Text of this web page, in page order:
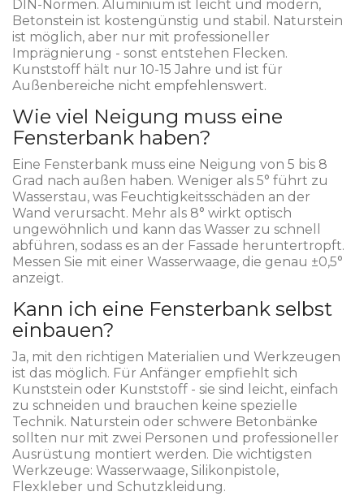
DIN-Normen. Aluminium ist leicht und modern,
Betonstein ist kostengünstig und stabil. Naturstein
ist möglich, aber nur mit professioneller
Imprägnierung - sonst entstehen Flecken.
Kunststoff hält nur 10-15 Jahre und ist für
Außenbereiche nicht empfehlenswert.
Wie viel Neigung muss eine
Fensterbank haben?
Eine Fensterbank muss eine Neigung von 5 bis 8
Grad nach außen haben. Weniger als 5° führt zu
Wasserstau, was Feuchtigkeitsschäden an der
Wand verursacht. Mehr als 8° wirkt optisch
ungewöhnlich und kann das Wasser zu schnell
abführen, sodass es an der Fassade heruntertropft.
Messen Sie mit einer Wasserwaage, die genau ±0,5°
anzeigt.
Kann ich eine Fensterbank selbst
einbauen?
Ja, mit den richtigen Materialien und Werkzeugen
ist das möglich. Für Anfänger empfiehlt sich
Kunststein oder Kunststoff - sie sind leicht, einfach
zu schneiden und brauchen keine spezielle
Technik. Naturstein oder schwere Betonbänke
sollten nur mit zwei Personen und professioneller
Ausrüstung montiert werden. Die wichtigsten
Werkzeuge: Wasserwaage, Silikonpistole,
Flexkleber und Schutzkleidung.